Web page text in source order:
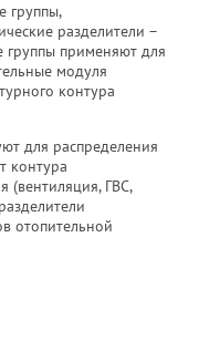
группы,
разделители –
группы применяют для
модуля
контура
для распределения
контура
(вентиляция, ГВС,
отопительной